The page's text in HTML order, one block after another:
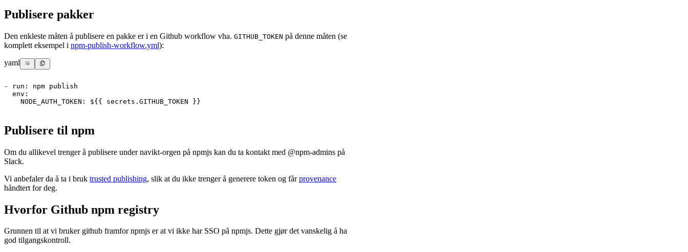
Publisere pakker
Den enkleste måten å publisere en pakke er i en Github workflow vha. GITHUB_TOKEN på denne måten (se
komplett eksempel i npm-publish-workflow.yml):
yaml
- run :
npm publish
env :
NODE_AUTH_TOKEN : ${ { secrets.GITHUB_TOKEN } }
Publisere til npm
Om du allikevel trenger å publisere under navikt-orgen på npmjs kan du ta kontakt med @npm-admins på
Slack.
Vi anbefaler da å ta i bruk trusted publishing, slik at du ikke trenger å generere token og fårprovenance
håndtert for deg.
Hvorfor Github npm registry
Grunnen til at vi bruker github framfor npmjs er at vi ikke har SSO på npmjs. Dette gjør det vanskelig å ha
god tilgangskontroll.